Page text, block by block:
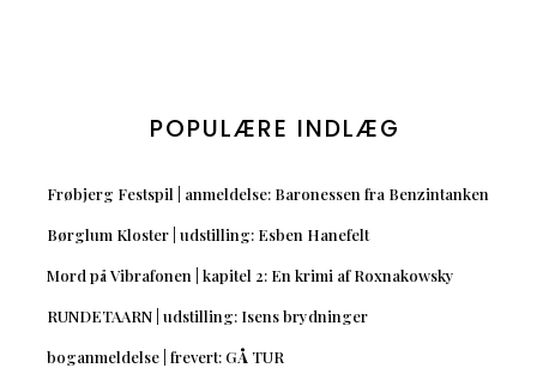
POPULÆRE INDLÆG
Frøbjerg Festspil | anmeldelse: Baronessen fra Benzintanken
Børglum Kloster | udstilling: Esben Hanefelt
Mord på Vibrafonen | kapitel 2: En krimi af Roxnakowsky
RUNDETAARN | udstilling: Isens brydninger
boganmeldelse | frevert: GÅ TUR